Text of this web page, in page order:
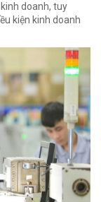
doanh, tuy
kiện kinh doanh